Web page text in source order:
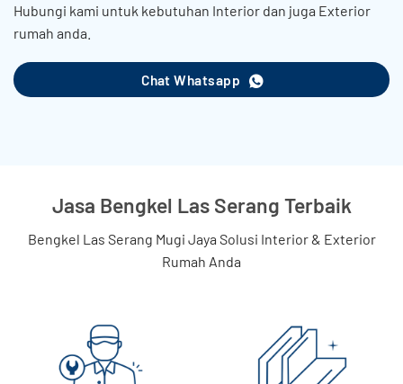
Hubungi kami untuk kebutuhan Interior dan juga Exterior
rumah anda.
Chat Whatsapp
Jasa Bengkel Las Serang Terbaik
Bengkel Las Serang Mugi Jaya Solusi Interior & Exterior
Rumah Anda